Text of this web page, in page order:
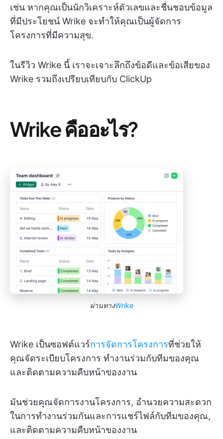
เช่น หากคุณเป็นนักวิเคราะห์ตัวเลขและชื่นชอบข้อมูล
ที่มีประโยชน์ Wrike จะทำให้คุณเป็นผู้จัดการ
โครงการที่มีความสุข.
ในรีวิว Wrike นี้ เราจะเจาะลึกถึงข้อดีและข้อเสียของ
Wrike รวมถึงเปรียบเทียบกับ ClickUp
Wrike คืออะไร?
ผ่านทางWrike
Wrike เป็นซอฟต์แวร์การจัดการโครงการที่ช่วยให้
คุณจัดระเบียบโครงการ ทำงานร่วมกับทีมของคุณ
และติดตามความคืบหน้าของงาน
มันช่วยคุณจัดการงานโครงการ, อำนวยความสะดวก
ในการทำงานร่วมกันและการแชร์ไฟล์กับทีมของคุณ,
และติดตามความคืบหน้าของงาน